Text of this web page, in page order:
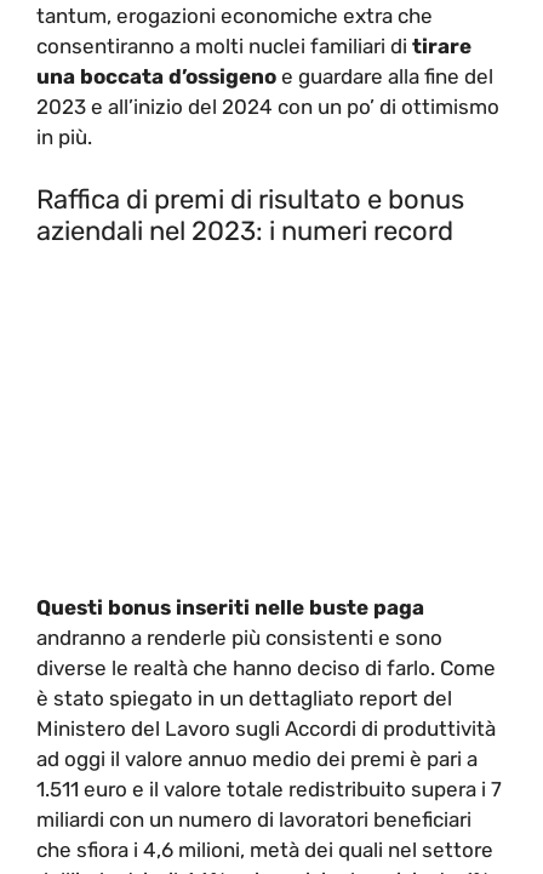
tantum, erogazioni economiche extra che
consentiranno a molti nuclei familiari di tirare
una boccata d’ossigeno e guardare alla fine del
2023 e all’inizio del 2024 con un po’ di ottimismo
in più.
Raffica di premi di risultato e bonus
aziendali nel 2023: i numeri record
Questi bonus inseriti nelle buste paga
andranno a renderle più consistenti e sono
diverse le realtà che hanno deciso di farlo. Come
è stato spiegato in un dettagliato report del
Ministero del Lavoro sugli Accordi di produttività
ad oggi il valore annuo medio dei premi è pari a
1.511 euro e il valore totale redistribuito supera i 7
miliardi con un numero di lavoratori beneficiari
che sfiora i 4,6 milioni, metà dei quali nel settore